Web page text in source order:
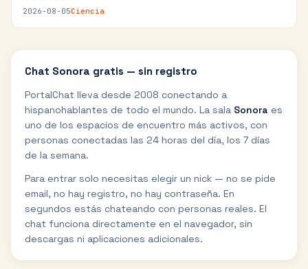
2026-08-05Ciencia
Chat Sonora gratis — sin registro
PortalChat lleva desde 2008 conectando a
hispanohablantes de todo el mundo. La sala Sonora es
uno de los espacios de encuentro más activos, con
personas conectadas las 24 horas del día, los 7 días
de la semana.
Para entrar solo necesitas elegir un nick — no se pide
email, no hay registro, no hay contraseña. En
segundos estás chateando con personas reales. El
chat funciona directamente en el navegador, sin
descargas ni aplicaciones adicionales.